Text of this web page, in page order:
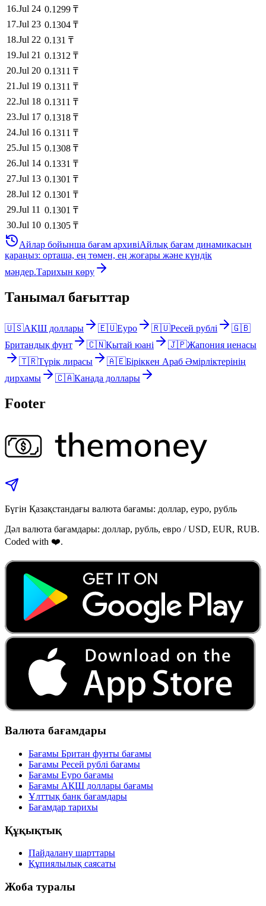
16.Jul 24 0.1299 ₸
17.Jul 23 0.1304 ₸
18.Jul 22 0.131 ₸
19.Jul 21 0.1312 ₸
20.Jul 20 0.1311 ₸
21 .Jul 19 0.1311 ₸
22.Jul 18 0.1311 ₸
23.Jul 17 0.1318 ₸
24.Jul 16 0.1311 ₸
25.Jul 15 0.1308 ₸
26.Jul 14 0.1331 ₸
27.Jul 13 0.1301 ₸
28.Jul 12 0.1301 ₸
29.Jul 11 0.1301 ₸
30.Jul 10 0.1305 ₸
Айлар бойынша бағам архивіАйлық бағам динамикасын
қараңыз: орташа, ең төмен, ең жоғары және күндік
мәндер.Тарихын көру
Танымал бағыттар
🇺🇸АҚШ доллары 🇪🇺Еуро 🇷🇺Ресей рублі
🇬🇧
Британдық фунт
🇨🇳Қытай юані 🇯🇵Жапония иенасы
🇹🇷Түрік лирасы 🇦🇪Біріккен Араб Әмірліктерінің
дирхамы
🇨🇦Канада доллары
Footer
Бүгін Қазақстандағы валюта бағамы: доллар, еуро, рубль
Дәл валюта бағамдары: доллар, рубль, евро / USD, EUR, RUB.
Coded with ❤️.
Валюта бағамдары
Бағамы Британ фунты бағамы
Бағамы Ресей рублі бағамы
Бағамы Еуро бағамы
Бағамы АҚШ доллары бағамы
Ұлттық банк бағамдары
Бағамдар тарихы
Құқықтық
Пайдалану шарттары
Құпиялылық саясаты
Жоба туралы